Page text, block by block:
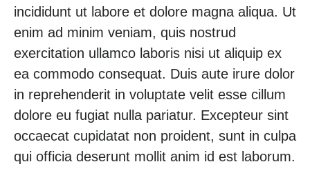
incididunt ut labore et dolore magna aliqua. Ut
enim ad minim veniam, quis nostrud
exercitation ullamco laboris nisi ut aliquip ex
ea commodo consequat. Duis aute irure dolor
in reprehenderit in voluptate velit esse cillum
dolore eu fugiat nulla pariatur. Excepteur sint
occaecat cupidatat non proident, sunt in culpa
qui officia deserunt mollit anim id est laborum.